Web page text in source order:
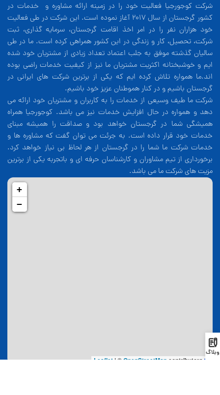
شرکت کوجورجیا فعالیت خود را در زمینه ارائه مشاوره و خدمات در
کشور گرجستان از سال 2017 آغاز نموده است. این شرکت در طی فعالیت
خود هزاران نفر را در امر اخذ اقامت گرجستان، سرمایه گذاری، ثبت
شرکت، تحصیل، کار و زندگی در این کشور همراهی کرده است. ما در طی
سالیان گذشته موفق به جلب اعتماد تعداد زیادی از مشتریان خود شده
ایم و خوشبختانه اکثریت مشتریان ما نیز از کیفیت خدمات راضی بوده
اند.ما همواره تلاش کرده ایم که یکی از برترین شرکت های ایرانی در
گرجستان باشیم و در کنار هموطنان عزیز خود باشیم.
شرکت ما طیف وسیعی از خدمات را به کاربران و مشتریان خود ارائه می
دهد و همواره در حال افزایش خدمات نیز می باشد. کوجورجیا همراه
همیشگی شما در گرجستان خواهد بود و صداقت را همیشه مبنای
خدمات خود قرار داده است. به جرئت می توان گفت که مشاوره ها و
خدمات شرکت ما شما را در گرجستان از هر لحاظ بی نیاز خواهد کرد.
برخورداری از تیم مشاوران و کارشناسان حرفه ای و باتجربه یکی از برترین
مزیت های شرکت ما می باشد.
+
−
|© OpenStreetMap contributors
وبلاگ